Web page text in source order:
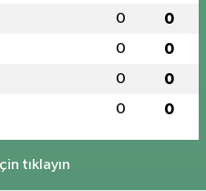
0 0
0 0
0 0
0 0
tıklayın